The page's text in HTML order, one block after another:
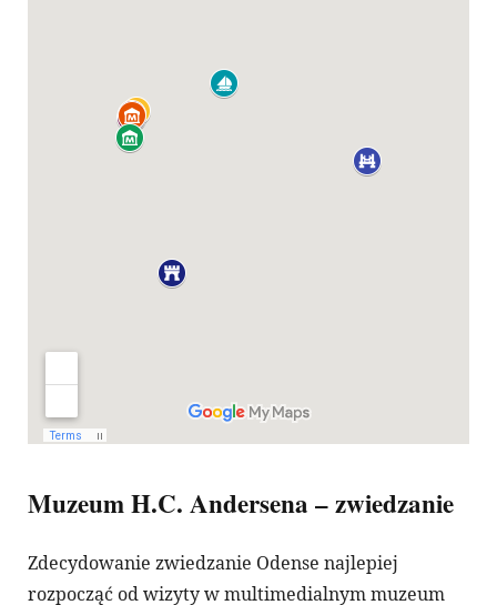
Muzeum H.C. Andersena – zwiedzanie
Zdecydowanie zwiedzanie Odense najlepiej
rozpocząć od wizyty w multimedialnym muzeum